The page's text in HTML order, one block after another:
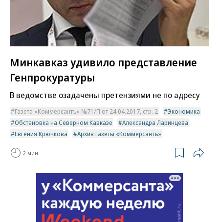
Минкавказ удивило представление
Генпрокуратуры
В ведомстве озадачены претензиями не по адресу
Газета «Коммерсантъ» №71/П от 24.04.2017, стр. 2
Экономика
Обстановка на Северном Кавказе
Александра Ларинцева
Евгения Крючкова
Архив газеты «Коммерсантъ»
2 мин.